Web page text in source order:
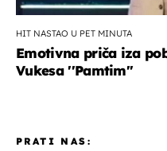
HIT NASTAO U PET MINUTA
Emotivna priča iza
Vukesa ''Pamtim''
PRATI NAS: